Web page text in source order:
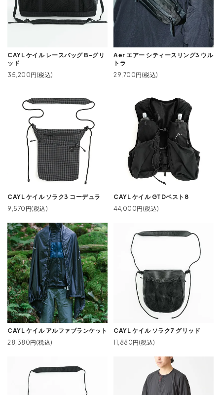
CAYL ケイル レースバッグ B-グリ
ッド
35,200円(税込)
Aer エアー シティースリング3 ウル
トラ
29,700円(税込)
CAYL ケイル ソラク3 コーデュラ
9,570円(税込)
CAYL ケイル GTDベスト8
44,000円(税込)
CAYL ケイル アルファブランケット
28,380円(税込)
CAYL ケイル ソラク7 グリッド
11,880円(税込)